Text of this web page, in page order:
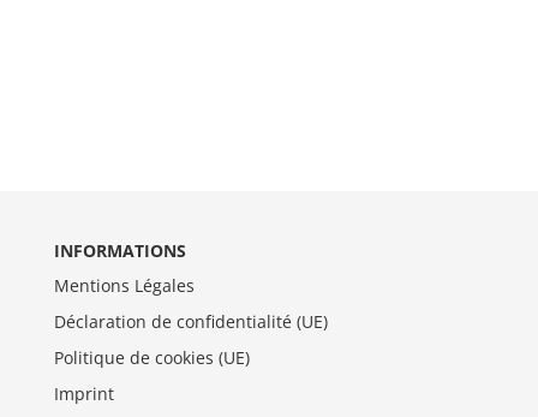
INFORMATIONS
Mentions Légales
Déclaration de confidentialité (UE)
Politique de cookies (UE)
Imprint